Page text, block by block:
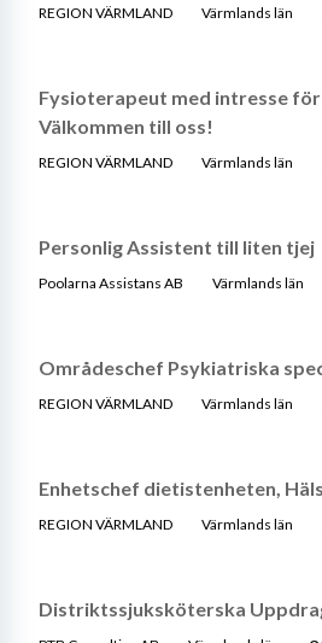
REGION VÄRMLAND Värmlands län
Fysioterapeut med intresse
Välkommen till oss!
REGION VÄRMLAND Värmlands län
Personlig Assistent till liten tjej
Poolarna Assistans AB Värmlands län
Områdeschef Psykiatriska
REGION VÄRMLAND Värmlands län
Enhetschef dietistenheten,
REGION VÄRMLAND Värmlands län
Distriktssjuksköterska